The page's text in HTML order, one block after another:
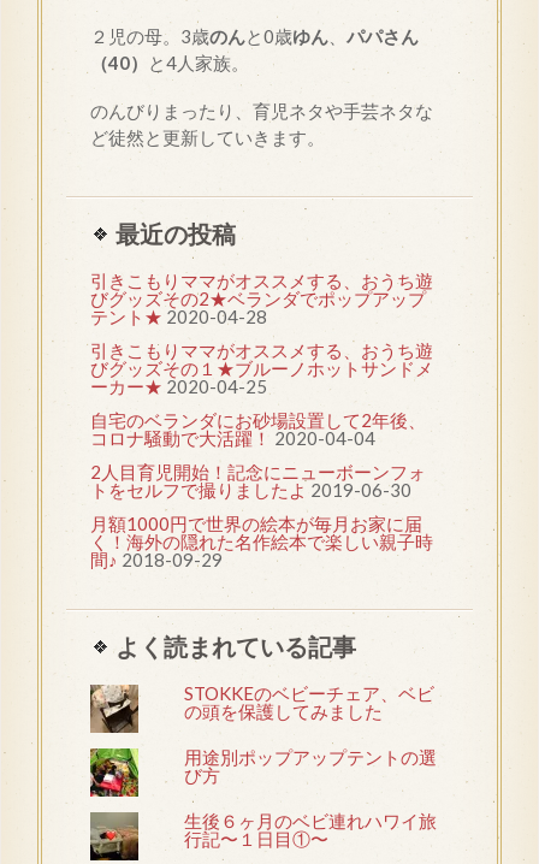
２児の母。3歳のんと0歳ゆん
パパさん
（40）
と4人家族。
のんびりまったり、育児ネタや手芸ネタな
ど徒然と更新していきます。
最近の投稿
引きこもりママがオススメする、おうち遊
びグッズその2★ベランダでポップアップ
テント★ 2020-04-28
引きこもりママがオススメする、おうち遊
びグッズその１★ブルーノホットサンドメ
ーカー★ 2020-04-25
自宅のベランダにお砂場設置して2年後、
コロナ騒動で大活躍！ 2020-04-04
2人目育児開始！記念にニューボーンフォ
トをセルフで撮りましたよ 2019-06-30
月額1000円で世界の絵本が毎月お家に届
く！海外の隠れた名作絵本で楽しい親子時
間♪ 2018-09-29
よく読まれている記事
STOKKEのベビーチェア、ベビ
の頭を保護してみました
用途別ポップアップテントの選
び方
生後６ヶ月のベビ連れハワイ旅
行記〜１日目①〜